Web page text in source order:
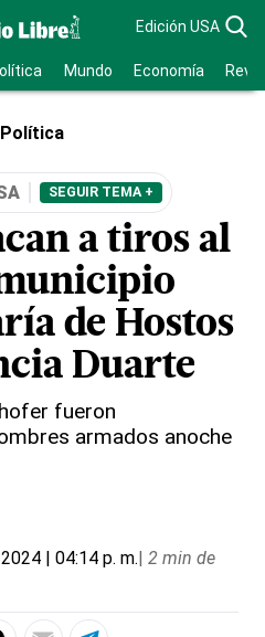
Edición USA
Mundo Economía
Política
SEGUIR TEMA +
a tiros al
de Hostos
Duarte
fueron
armados anoche
| 04:14 p. m.| 2 min de